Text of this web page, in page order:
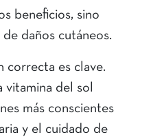
beneficios, sino
daños cutáneos.
correcta es clave.
del sol
más conscientes
y el cuidado de